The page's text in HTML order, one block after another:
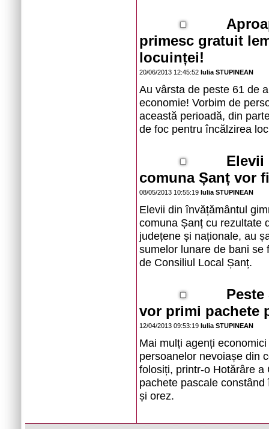
primesc gratuit
locuinței!
20/06/2013 12:45:52 Iulia STUPINEAN
Au vârsta de peste 61 de
economie! Vorbim de
această perioadă, din
de foc pentru încălzirea
Elevii
comuna Șanț vor
08/05/2013 10:55:19 Iulia STUPINEAN
Elevii din învățământul
comuna Șanț cu rezultate
județene și naționale, au
sumelor lunare de bani se
de Consiliul Local Șanț.
vor primi pachete
12/04/2013 09:53:19 Iulia STUPINEAN
Mai mulți agenți
persoanelor nevoiașe din
folosiți, printr-o Hotărâre
pachete pascale
și orez.